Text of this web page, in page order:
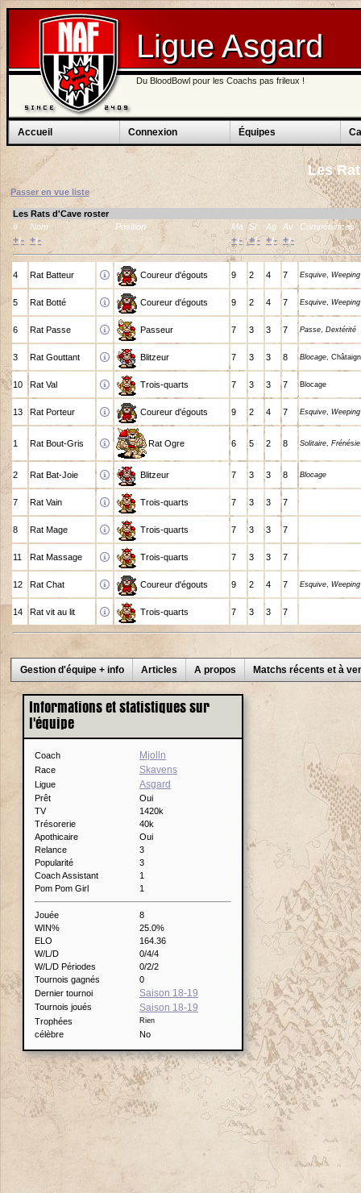
Ligue Asgard
Du BloodBowl pour les Coachs pas frileux !
Accueil Connexion Équipes
Les
Passer en vue liste
Les Rats d'Cave roster
#
Nom Position Ma St Ag Av Compétences
+/- +/- +/- +/- +/- +/-
4 Rat Batteur Coureur d'égouts 9 2 4 7 Esquive,
5 Rat Botté Coureur d'égouts 9 2 4 7 Esquive,
6 Rat Passe Passeur 7 3 3 7 Passe, Dextérité
3 Rat Gouttant Blitzeur 7 3 3 8 Blocage,
10 Rat Val Trois-quarts 7 3 3 7 Blocage
13 Rat Porteur Coureur d'égouts 9 2 4 7 Esquive,
1 Rat Bout-Gris Rat Ogre 6 5 2 8 Solitaire, Frénésie
2 Rat Bat-Joie Blitzeur 7 3 3 8 Blocage
7 Rat Vain Trois-quarts 7 3 3 7
8 Rat Mage Trois-quarts 7 3 3 7
11 Rat Massage Trois-quarts 7 3 3 7
12 Rat Chat Coureur d'égouts 9 2 4 7 Esquive,
14 Rat vit au lit Trois-quarts 7 3 3 7
Gestion d'équipe + info Articles A propos Matchs récents et à
Informations et statistiques sur
l'équipe
Coach Mjolln
Race Skavens
Ligue Asgard
Prêt
Oui
TV
1420k
Trésorerie
40k
Apothicaire
Oui
Relance
3
Popularité
3
Coach Assistant
1
Pom Pom Girl
1
Jouée
8
WIN%
25.0%
ELO
164.36
W/L/D
0/4/4
W/L/D Périodes
0/2/2
Tournois gagnés
0
Dernier tournoi
Saison 18-19
Tournois joués Saison 18-19
Trophées Rien
célèbre No